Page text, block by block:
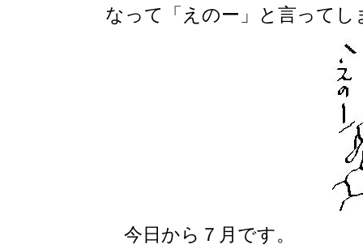
なって「えのー」と言ってし
今日から７月です。